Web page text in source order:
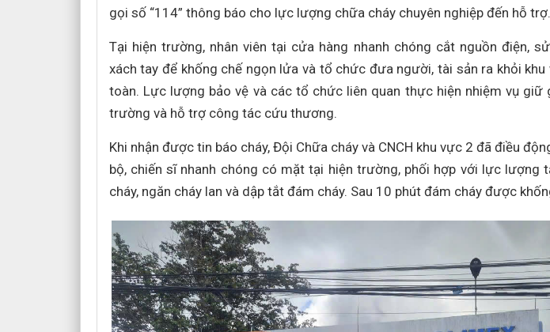
gọi số “114” thông báo cho lực lượng chữa cháy chuyên nghiệp đến hỗ trợ.
Tại hiện trường, nhân viên tại cửa hàng nhanh chóng cắt nguồn điện,
xách tay để khống chế ngọn lửa và tổ chức đưa người, tài sản ra khỏi
toàn. Lực lượng bảo vệ và các tổ chức liên quan thực hiện nhiệm vụ giữ
trường và hỗ trợ công tác cứu thương.
Khi nhận được tin báo cháy, Đội Chữa cháy và CNCH khu vực 2 đã điều
bộ, chiến sĩ nhanh chóng có mặt tại hiện trường, phối hợp với lực lượng
cháy, ngăn cháy lan và dập tắt đám cháy. Sau 10 phút đám cháy được